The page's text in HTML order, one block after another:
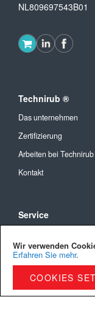
Wir verwenden
Erfahren Sie mehr.
COOKIES
NL809697543B01
Technirub ®
Das unternehmen
Zertifizierung
Arbeiten bei Technirub
Kontakt
Service
Versandkosten und
Privacy Policy